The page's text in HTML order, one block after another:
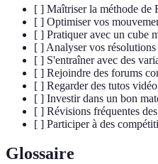
[ ] Maîtriser la méthode de
[ ] Optimiser vos
[ ] Pratiquer avec un cube
[ ] Analyser vos résolutions
[ ] S'entraîner avec des
[ ] Rejoindre des forums
[ ] Regarder des tutos vidéo
[ ] Investir dans un bon
[ ] Révisions fréquentes
[ ] Participer à des
Glossaire